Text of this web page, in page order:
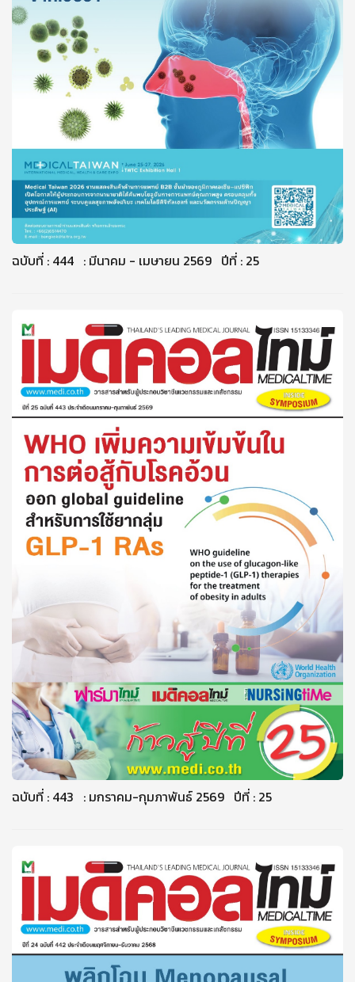
ฉบับที่ : 444 : มีนาคม - เมษายน 2569 ปีที่ : 25
ฉบับที่ : 443 : มกราคม-กุมภาพันธ์ 2569 ปีที่ : 25